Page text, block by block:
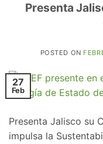
Presenta
POSTED ON
27
Feb
Presenta Jalisco su
impulsa la